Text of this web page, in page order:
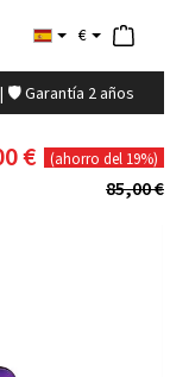
€
🛡️ Garantía 2 años
€ (ahorro del 19%)
85,00 €